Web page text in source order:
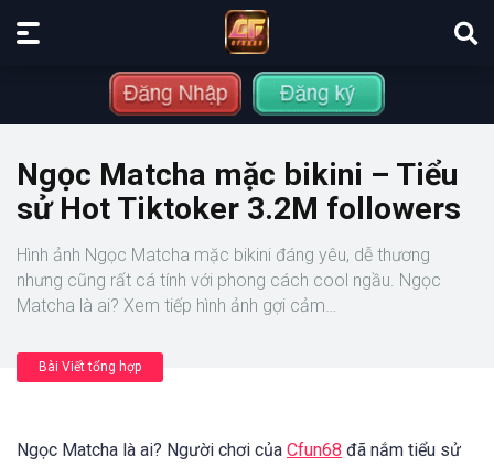
Ngọc Matcha mặc bikini – Tiểu
sử Hot Tiktoker 3.2M followers
Hình ảnh Ngọc Matcha mặc bikini đáng yêu, dễ thương
nhưng cũng rất cá tính với phong cách cool ngầu. Ngọc
Matcha là ai? Xem tiếp hình ảnh gợi cảm…
Bài Viết tổng hợp
Ngọc Matcha là ai? Người chơi của Cfun68 đã nắm tiểu sử